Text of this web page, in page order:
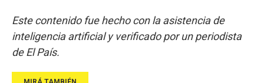
Este contenido fue hecho con la asistencia de
inteligencia artificial y verificado por un periodista
de El País.